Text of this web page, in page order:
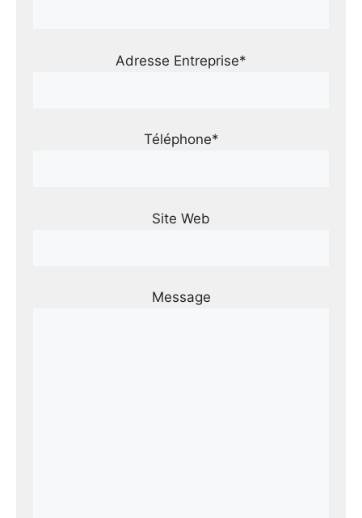
Adresse Entreprise*
Téléphone*
Site Web
Message